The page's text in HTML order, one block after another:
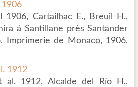
1906
1906, Cartailhac E., Breuil H.,
á Santillane près Santander
Imprimerie de Monaco, 1906,
1912
al. 1912, Alcalde del Río H.,